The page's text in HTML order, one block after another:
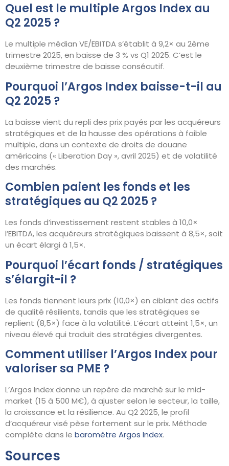
Quel est le multiple Argos Index au
Q2 2025 ?
Le multiple médian VE/EBITDA s’établit à 9,2× au 2ème
trimestre 2025, en baisse de 3 % vs Q1 2025. C’est le
deuxième trimestre de baisse consécutif.
Pourquoi l’Argos Index baisse-t-il au
Q2 2025 ?
La baisse vient du repli des prix payés par les acquéreurs
stratégiques et de la hausse des opérations à faible
multiple, dans un contexte de droits de douane
américains (« Liberation Day », avril 2025) et de volatilité
des marchés.
Combien paient les fonds et les
stratégiques au Q2 2025 ?
Les fonds d’investissement restent stables à 10,0×
l’EBITDA, les acquéreurs stratégiques baissent à 8,5×, soit
un écart élargi à 1,5×.
Pourquoi l’écart fonds / stratégiques
s’élargit-il ?
Les fonds tiennent leurs prix (10,0×) en ciblant des actifs
de qualité résilients, tandis que les stratégiques se
replient (8,5×) face à la volatilité. L’écart atteint 1,5×, un
niveau élevé qui traduit des stratégies divergentes.
Comment utiliser l’Argos Index pour
valoriser sa PME ?
L’Argos Index donne un repère de marché sur le mid-
market (15 à 500 M€), à ajuster selon le secteur, la taille,
la croissance et la résilience. Au Q2 2025, le profil
d’acquéreur visé pèse fortement sur le prix. Méthode
complète dans le baromètre Argos Index.
Sources